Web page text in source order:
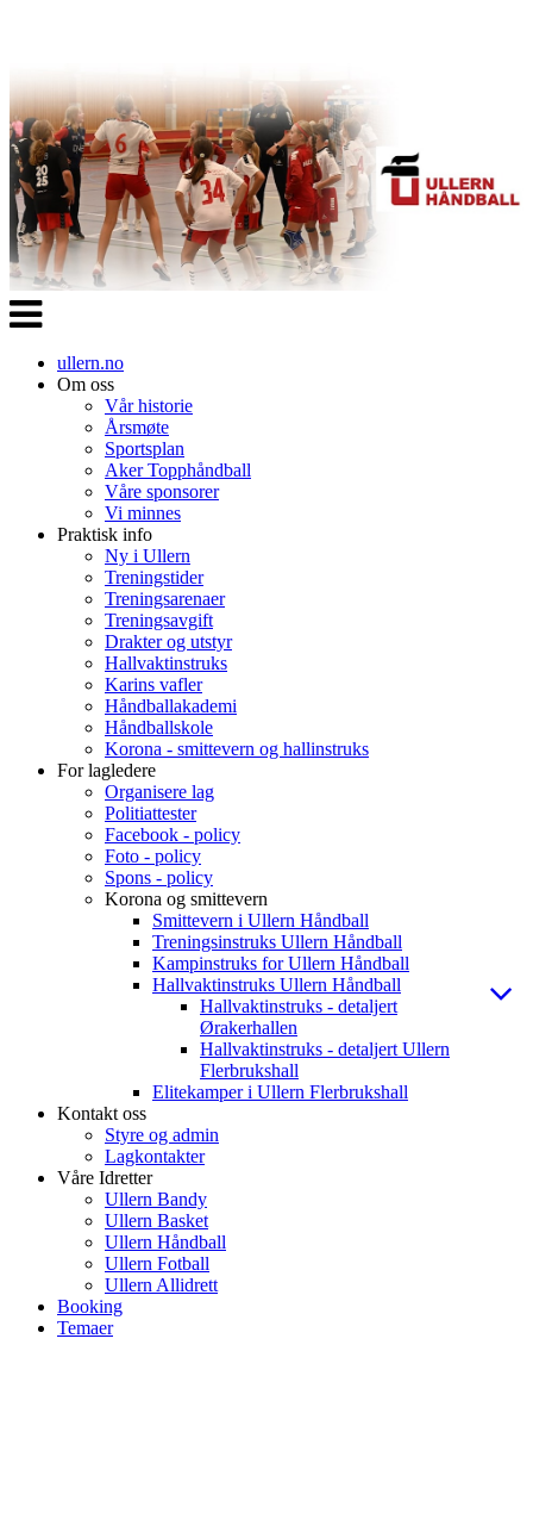
Veksle
navigasjon
ullern.no
Om oss
Vår historie
Årsmøte
Sportsplan
Aker Topphåndball
Våre sponsorer
Vi minnes
Praktisk info
Ny i Ullern
Treningstider
Treningsarenaer
Treningsavgift
Drakter og utstyr
Hallvaktinstruks
Karins vafler
Håndballakademi
Håndballskole
Korona - smittevern og hallinstruks
For lagledere
Organisere lag
Politiattester
Facebook - policy
Foto - policy
Spons - policy
Korona og smittevern
Smittevern i Ullern Håndball
Treningsinstruks Ullern Håndball
Kampinstruks for Ullern Håndball
Hallvaktinstruks Ullern Håndball
Hallvaktinstruks - detaljert
Ørakerhallen
Hallvaktinstruks - detaljert Ullern
Flerbrukshall
Elitekamper i Ullern Flerbrukshall
Kontakt oss
Styre og admin
Lagkontakter
Våre Idretter
Ullern Bandy
Ullern Basket
Ullern Håndball
Ullern Fotball
Ullern Allidrett
Booking
Temaer